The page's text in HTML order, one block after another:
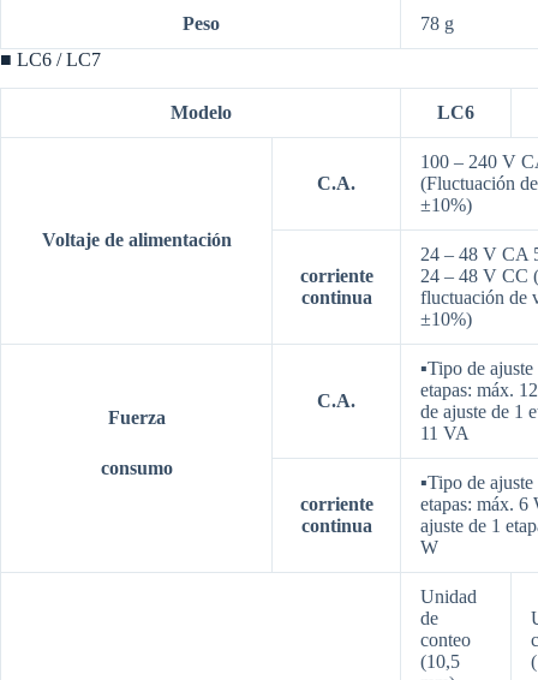
Peso
78 g
■ LC6 / LC7
Modelo LC6
Voltaje de alimentación
C.A.
100 – 240 V
(Fluctuación
±10%)
corriente
continua
24 – 48 V CA
24 – 48 V CC
fluctuación de
±10%)
Fuerza
consumo
C.A.
▪Tipo de ajuste
etapas: máx.
de ajuste de 1
11 VA
corriente
continua
▪Tipo de ajuste
etapas: máx. 6
ajuste de 1
W
Unidad
de
conteo
(10,5